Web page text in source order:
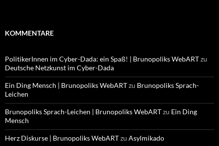
KOMMENTARE
PolitikerInnen im Cyber-Dada: ein Spaß! | Brunopoliks WebARTzu
Deutsche Netzkunst im Cyber-Dada
Ein Ding Mensch | Brunopoliks WebARTzu Brunopoliks Sprach-
Leichen
Brunopoliks Sprach-Leichen | Brunopoliks WebARTzu Ein Ding
Mensch
Herz Diskurse | Brunopoliks WebARTzu Asylmikado